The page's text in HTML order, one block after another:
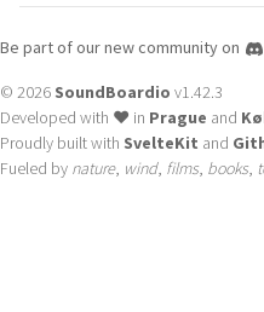
Be part of our new community on
© 2026 SoundBoardio v1.42.3
Developed with ❤️ in Prague and
Proudly built with SvelteKit and
Fueled by nature, wind, films, books,